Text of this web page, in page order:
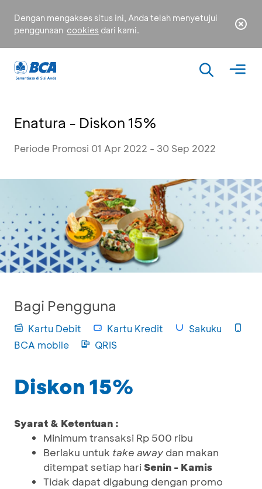
Dengan mengakses situs ini, Anda telah menyetujui
penggunaan cookies dari kami.
Enatura - Diskon 15%
Periode Promosi 01 Apr 2022 - 30 Sep 2022
Bagi Pengguna
Kartu Debit Kartu Kredit
Sakuku
BCA mobile
QRIS
Diskon 15%
Syarat & Ketentuan :
Minimum transaksi Rp 500 ribu
Berlaku untuk take away dan makan
ditempat setiap hariSenin - Kamis
Tidak dapat digabung dengan promo